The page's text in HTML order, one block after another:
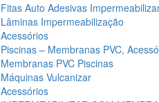
Fitas Auto Adesivas
Lâminas Impermeabilização
Acessórios
Piscinas – Membranas PVC,
Membranas PVC Piscinas
Máquinas Vulcanizar
Acessórios